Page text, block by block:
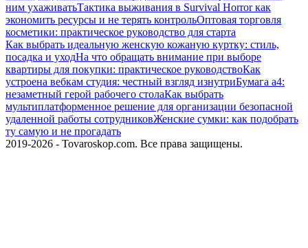
ним ухаживатьТактика выживания в Survival Horror как
экономить ресурсы и не терять контрольОптовая торговля
косметики: практическое руководство для старта
Как выбрать идеальную женскую кожаную куртку: стиль,
посадка и уходНа что обращать внимание при выборе
квартиры для покупки: практическое руководствоКак
устроена вебкам студия: честный взгляд изнутриБумага а4:
незаметный герой рабочего столаКак выбрать
мультиплатформенное решение для организации безопасной
удаленной работы сотрудниковЖенские сумки: как подобрать
ту самую и не прогадать
2019-2026 - Tovaroskop.com. Все права защищены.